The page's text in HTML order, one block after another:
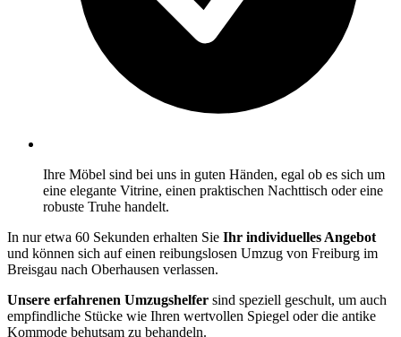
Ihre Möbel sind bei uns in guten Händen, egal ob es sich um
eine elegante Vitrine, einen praktischen Nachttisch oder eine
robuste Truhe handelt.
In nur etwa 60 Sekunden erhalten Sie Ihr individuelles Angebot
und können sich auf einen reibungslosen Umzug von Freiburg im
Breisgau nach Oberhausen verlassen.
Unsere erfahrenen Umzugshelfer sind speziell geschult, um auch
empfindliche Stücke wie Ihren wertvollen Spiegel oder die antike
Kommode behutsam zu behandeln.